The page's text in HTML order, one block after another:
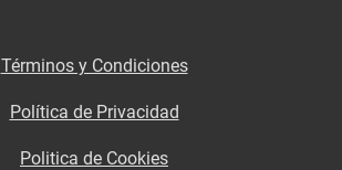
Términos y Condiciones
Política de Privacidad
Politica de Cookies